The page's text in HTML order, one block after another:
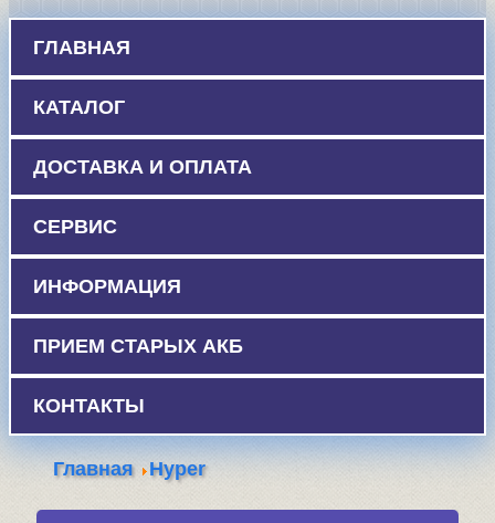
ГЛАВНАЯ
КАТАЛОГ
ДОСТАВКА И ОПЛАТА
СЕРВИС
ИНФОРМАЦИЯ
ПРИЕМ СТАРЫХ АКБ
КОНТАКТЫ
Главная Hyper